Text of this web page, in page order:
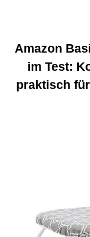
Amazon
im Test:
praktisch